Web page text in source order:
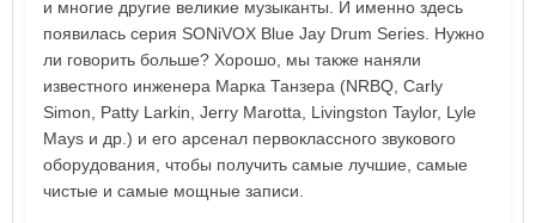
и многие другие великие музыканты. И именно здесь
появилась серия SONiVOX Blue Jay Drum Series. Нужно
ли говорить больше? Хорошо, мы также наняли
известного инженера Марка Танзера (NRBQ, Carly
Simon, Patty Larkin, Jerry Marotta, Livingston Taylor, Lyle
Mays и др.) и его арсенал первоклассного звукового
оборудования, чтобы получить самые лучшие, самые
чистые и самые мощные записи.